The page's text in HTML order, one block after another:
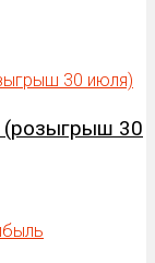
(розыгрыш 30